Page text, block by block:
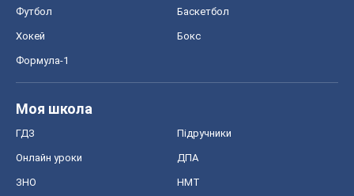
Футбол Баскетбол
Хокей Бокс
Формула-1
Моя школа
ГДЗ Підручники
Онлайн уроки ДПА
ЗНО НМТ